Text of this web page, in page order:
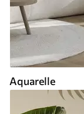
Aquarelle